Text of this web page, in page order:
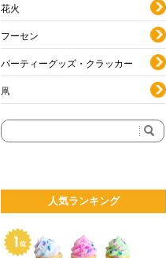
花火
フーセン
パーティーグッズ・クラッカー
凧
人気ランキング